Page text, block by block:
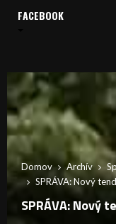
Domov Archív
SPRÁVA: Nový
SPRÁVA: Nový
FACEBOOK